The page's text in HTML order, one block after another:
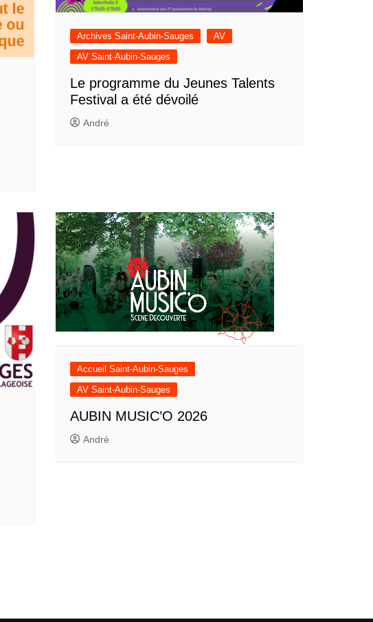
Archives Saint-Aubin-Sauges
AV
AV Saint-Aubin-Sauges
Le programme du Jeunes Talents
Festival a été dévoilé
André
Accueil Saint-Aubin-Sauges
AV Saint-Aubin-Sauges
AUBIN MUSIC’O 2026
André